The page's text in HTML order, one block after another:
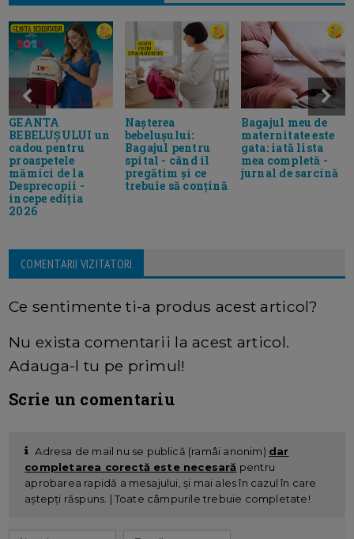
GEANTA
BEBELUȘULUI un
cadou pentru
proaspetele
mămici de la
Desprecopii -
incepe ediția
2026
Nașterea
bebelușului:
Bagajul pentru
spital - când il
pregătim și ce
trebuie să conțină
Bagajul meu de
maternitate este
gata: iată lista
mea completă -
jurnal de sarcină
COMENTARII VIZITATORI
Ce sentimente ti-a produs acest articol?
Nu exista comentarii la acest articol.
Adauga-l tu pe primul!
Scrie un comentariu
Adresa de mail nu se publică (ramâi anonim) dar
completarea corectă este necesară pentru
aprobarea rapidă a mesajului, și mai ales în cazul în care
aștepți răspuns. | Toate câmpurile trebuie completate!